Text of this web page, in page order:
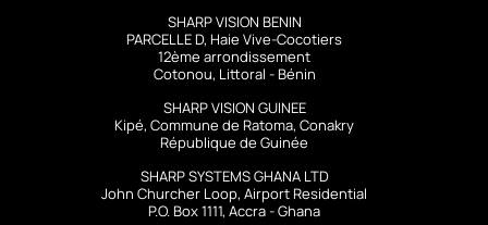
SHARP VISION BENIN
PARCELLE D, Haie Vive-Cocotiers
12ème arrondissement
Cotonou, Littoral - Bénin
SHARP VISION GUINEE
Kipé, Commune de Ratoma, Conakry
République de Guinée
SHARP SYSTEMS GHANA LTD
John Churcher Loop, Airport Residential
P.O. Box 1111, Accra - Ghana